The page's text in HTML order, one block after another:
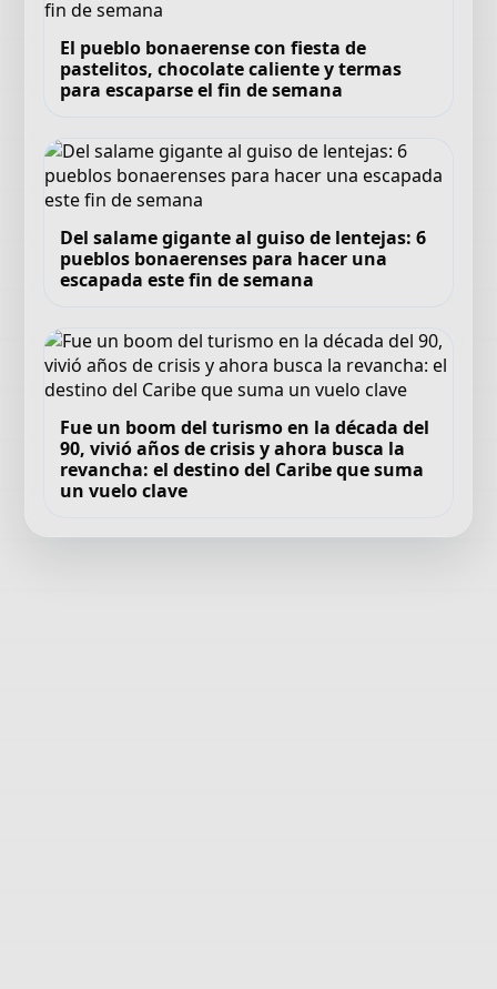
El pueblo bonaerense con fiesta de
pastelitos, chocolate caliente y termas
para escaparse el fin de semana
Del salame gigante al guiso de lentejas: 6
pueblos bonaerenses para hacer una
escapada este fin de semana
Fue un boom del turismo en la década del
90, vivió años de crisis y ahora busca la
revancha: el destino del Caribe que suma
un vuelo clave